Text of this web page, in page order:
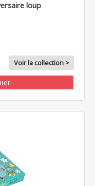
loup
Voir la collection >